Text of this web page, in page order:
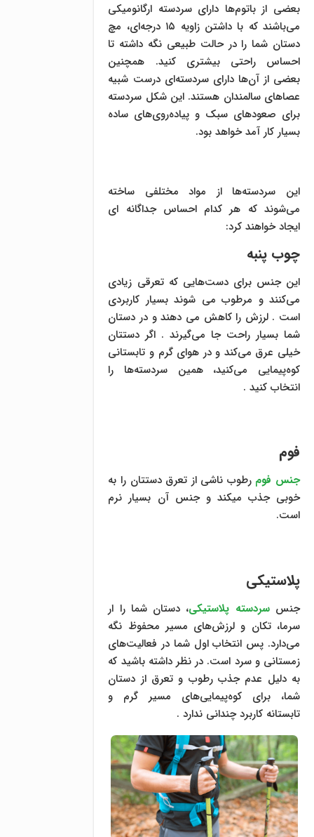
بعضی از باتوم‌ها دارای سردسته ارگانومیکی
می‌باشند که با داشتن زاویه ۱۵ درجه‌ای، مچ
دستان شما را در حالت طبیعی نگه داشته تا
احساس راحتی بیشتری کنید. همچنین
بعضی از آن‌ها دارای سردسته‌ای درست شبیه
عصاهای سالمندان هستند. این شکل سردسته
برای صعودهای سبک و پیاده‌روی‌های ساده
بسیار کار آمد خواهد بود.
این سردسته‌ها از مواد مختلفی ساخته
می‌شوند که هر کدام احساس جداگانه ای
ایجاد خواهند کرد:
چوب پنبه
این جنس برای دست‌هایی که تعرقی زیادی
می‌کنند و مرطوب می شوند بسیار کاربردی
است . لرزش را کاهش می دهند و در دستان
شما بسیار راحت جا می‌‌گیرند . اگر دستتان
خیلی عرق می‌کند و در هوای گرم و تابستانی
کوه‌پیمایی می‌کنید، همین سردسته‌ها را
انتخاب کنید .
فوم
جنس فوم رطوب ناشی از تعرق دستتان را به
خوبی جذب میکند و جنس آن بسیار نرم
است.
پلاستیکی
جنسسردسته پلاستیکی، دستان شما را ار
سرما، تکان و لرزش‌های مسیر محفوظ نگه
می‌دارد. پس انتخاب اول شما در فعالیت‌های
زمستانی و سرد است. در نظر داشته باشید که
به دلیل عدم جذب رطوب و تعرق از دستان
شما، برای کوه‌پیمایی‌های مسیر گرم و
تابستانه کاربرد چندانی ندارد .